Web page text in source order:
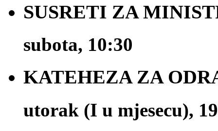
SUSRETI ZA
subota, 10:30
KATEHEZA ZA
utorak (I u mjesecu),